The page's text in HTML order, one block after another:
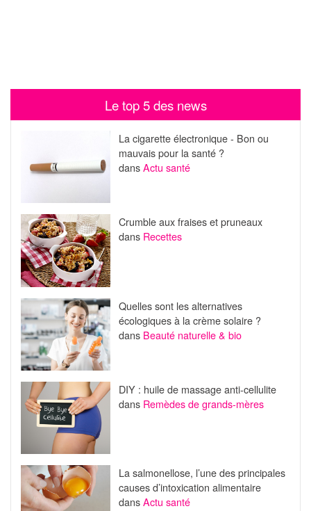
Le top 5 des news
La cigarette électronique - Bon ou
mauvais pour la santé ?
dansActu santé
Crumble aux fraises et pruneaux
dans Recettes
Quelles sont les alternatives
écologiques à la crème solaire ?
dans Beauté naturelle & bio
DIY : huile de massage anti-cellulite
dans Remèdes de grands-mères
La salmonellose, l’une des principales
causes d’intoxication alimentaire
dansActu santé